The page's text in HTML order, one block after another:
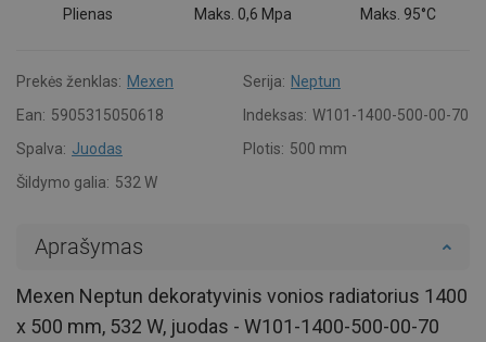
Plienas Maks. 0,6 Mpa Maks. 95°C
Prekės ženklas: Mexen Serija: Neptun
Ean: 5905315050618 Indeksas: W101-1400-500-00-70
Spalva: Juodas Plotis: 500 mm
Šildymo galia: 532 W
Aprašymas
Mexen Neptun dekoratyvinis vonios radiatorius 1400
x 500 mm, 532 W, juodas - W101-1400-500-00-70